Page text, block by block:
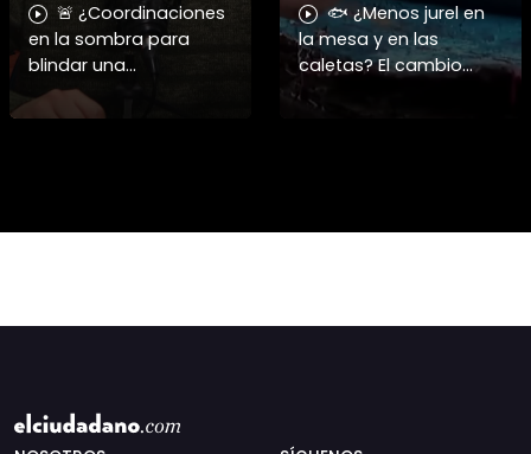
🚨 ¿Coordinaciones
en la sombra para
blindar una
candidatura
presidencial? Nuevos
🐟 ¿Menos jurel en
la mesa y en las
caletas? El cambio
climático y El Niño
alteran las aguas